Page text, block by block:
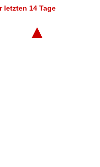
letzten 14 Tage
▲